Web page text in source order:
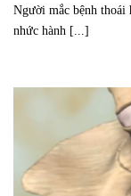
Người mắc bệnh thoái
nhức hành [...]